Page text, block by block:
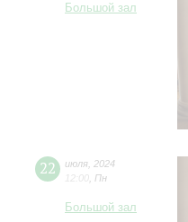
Большой зал
22 июля 2024
12:00 Пн
Большой зал